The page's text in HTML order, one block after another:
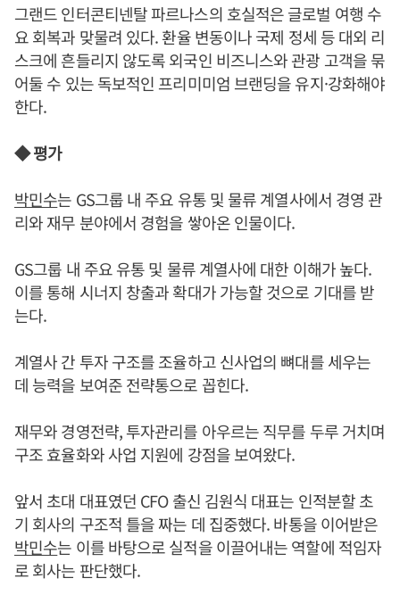
그랜드 인터콘티넨탈 파르나스의 호실적은 글로벌 여행 수
요 회복과 맞물려 있다. 환율 변동이나 국제 정세 등 대외 리
스크에 흔들리지 않도록 외국인 비즈니스와 관광 고객을 묶
어둘 수 있는 독보적인 프리미미엄 브랜딩을 유지·강화해야
한다.
◆ 평가
박민수는 GS그룹 내 주요 유통 및 물류 계열사에서 경영 관
리와 재무 분야에서 경험을 쌓아온 인물이다.
GS그룹 내 주요 유통 및 물류 계열사에 대한 이해가 높다.
이를 통해 시너지 창출과 확대가 가능할 것으로 기대를 받
는다.
계열사 간 투자 구조를 조율하고 신사업의 뼈대를 세우는
데 능력을 보여준 전략통으로 꼽힌다.
재무와 경영전략, 투자관리를 아우르는 직무를 두루 거치며
구조 효율화와 사업 지원에 강점을 보여왔다.
앞서 초대 대표였던 CFO 출신 김원식 대표는 인적분할 초
기 회사의 구조적 틀을 짜는 데 집중했다. 바통을 이어받은
박민수는 이를 바탕으로 실적을 이끌어내는 역할에 적임자
로 회사는 판단했다.